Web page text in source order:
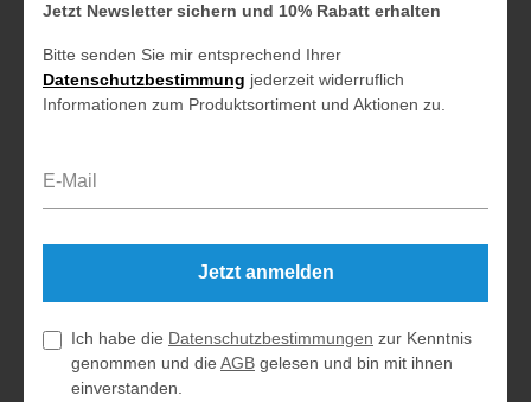
Jetzt Newsletter sichern und 10% Rabatt erhalten
Bitte senden Sie mir entsprechend Ihrer
Datenschutzbestimmung jederzeit widerruflich
Informationen zum Produktsortiment und Aktionen zu.
Jetzt anmelden
Ich habe die Datenschutzbestimmungen zur Kenntnis
genommen und die AGB gelesen und bin mit ihnen
einverstanden.